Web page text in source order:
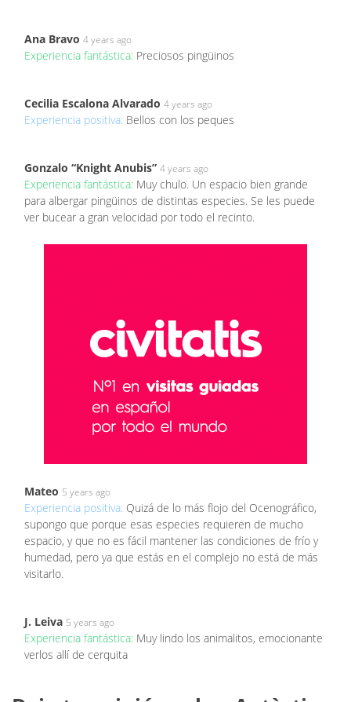
Ana Bravo 4 years ago
Experiencia fantástica: Preciosos pingüinos
Cecilia Escalona Alvarado 4 years ago
Experiencia positiva: Bellos con los peques
Gonzalo “Knight Anubis” 4 years ago
Experiencia fantástica: Muy chulo. Un espacio bien grande
para albergar pingüinos de distintas especies. Se les puede
ver bucear a gran velocidad por todo el recinto.
Mateo 5 years ago
Experiencia positiva: Quizá de lo más flojo del Ocenográfico,
supongo que porque esas especies requieren de mucho
espacio, y que no es fácil mantener las condiciones de frío y
humedad, pero ya que estás en el complejo no está de más
visitarlo.
J. Leiva 5 years ago
Experiencia fantástica: Muy lindo los animalitos, emocionante
verlos allí de cerquita